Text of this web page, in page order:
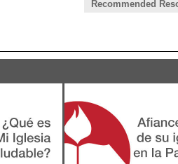
Recommended